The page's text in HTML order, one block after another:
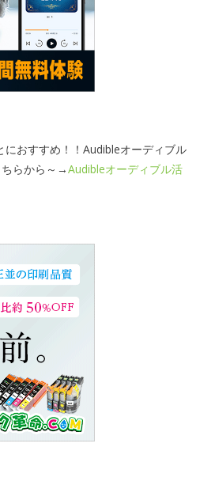
おすすめ！！Audibleオーディブル
らから～→Audibleオーディブル活